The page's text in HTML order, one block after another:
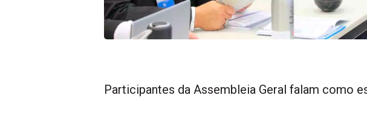
Participantes da Assembleia Geral falam como